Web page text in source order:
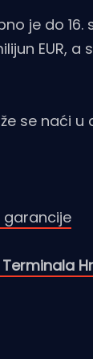
je do
EUR,
se naći u
garancije